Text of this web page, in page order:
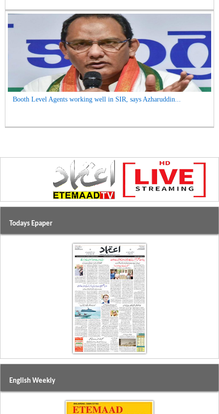
Booth Level Agents working well in SIR, says Azharuddin...
Todays Epaper
English Weekly